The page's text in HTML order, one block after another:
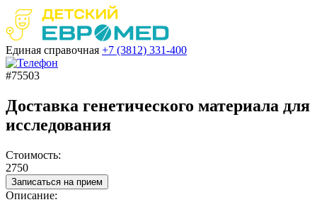
Единая справочная +7 (3812) 331-400
#75503
Доставка генетического материала для
исследования
Стоимость:
2750
Записаться на прием
Описание: